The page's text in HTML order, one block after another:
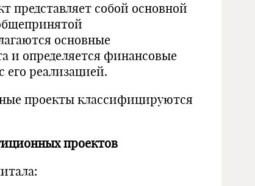
представляет собой основной
основные
и определяется финансовые
его реализацией.
проекты классифицируются
проектов